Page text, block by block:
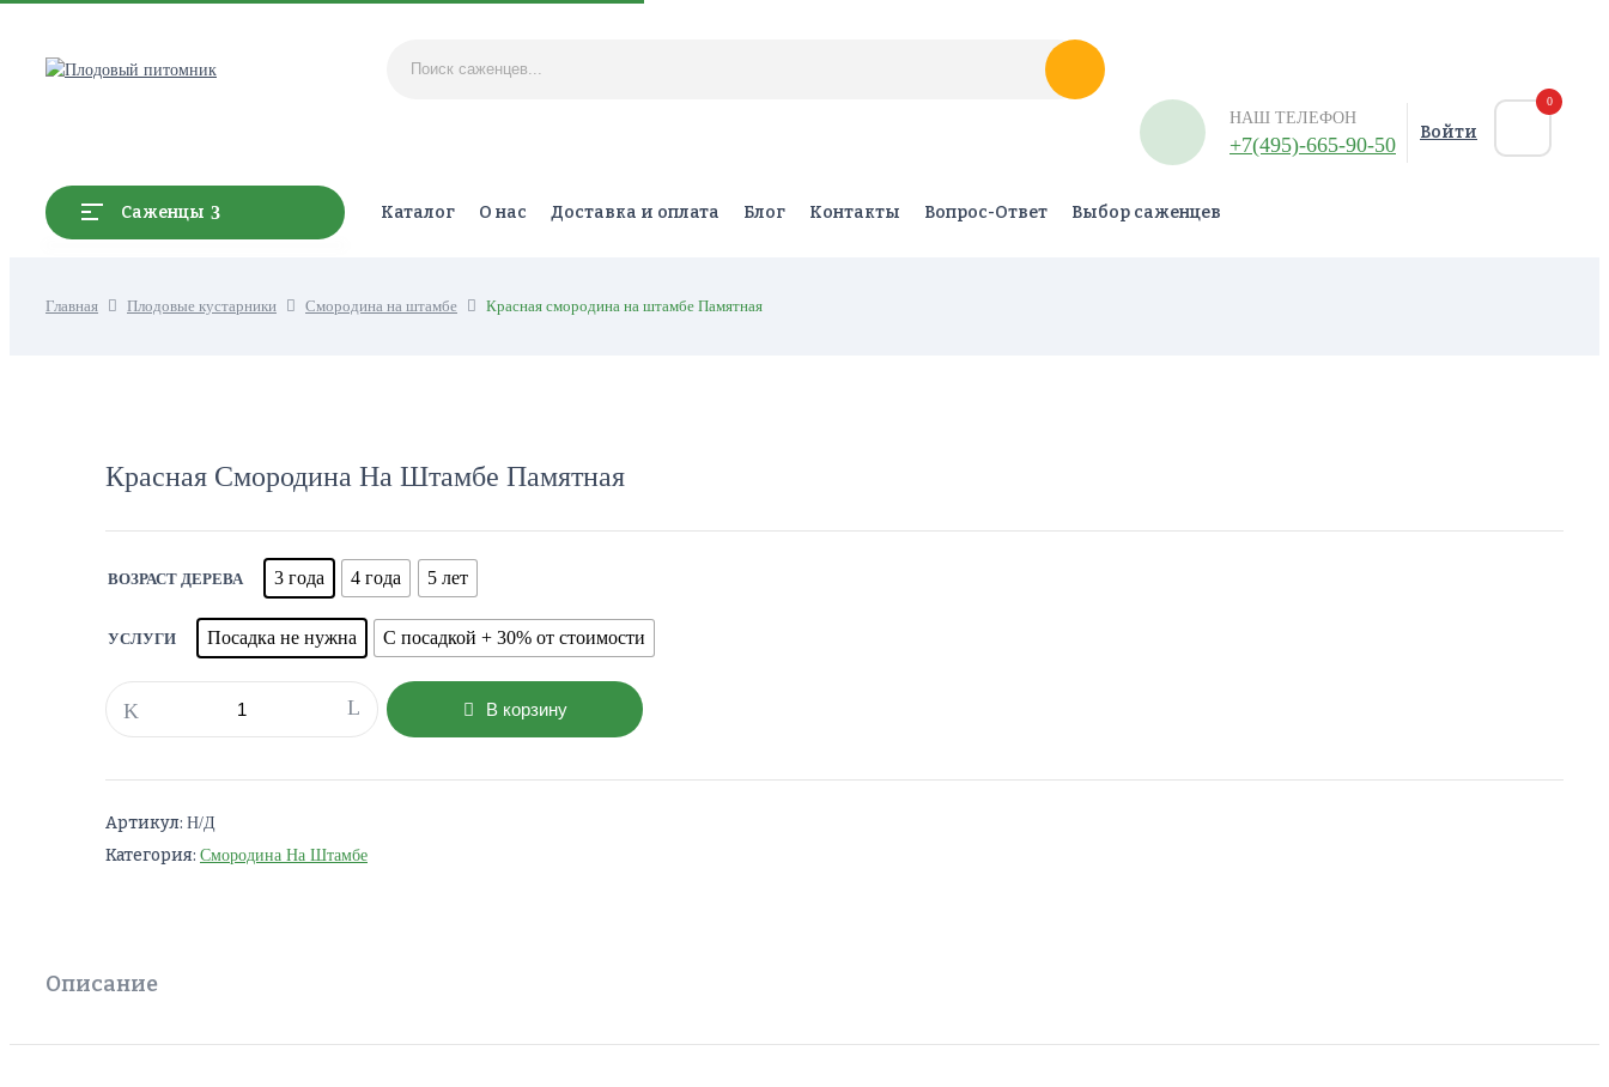
НАШ ТЕЛЕФОН
+7(495)-665-90-50
Войти
0
Саженцы Каталог О нас Доставка и оплата Блог Контакты Вопрос-Ответ Выбор саженцев
Главная Плодовые кустарники Смородина на штамбе Красная смородина на штамбе Памятная
Красная Смородина На Штамбе Памятная
ВОЗРАСТ ДЕРЕВА 3 года 4 года 5 лет
УСЛУГИ Посадка не нужна С посадкой + 30% от стоимости
товара
штамбе
Памятная
В корзину
Артикул: Н/Д
Категория: Смородина На Штамбе
Описание